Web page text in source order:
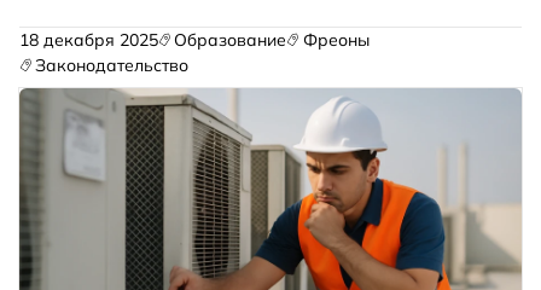
декарбонизацию сектора отопления и
охлаждения в Европе.
18 декабря 2025 Образование
Фреоны
Законодательство